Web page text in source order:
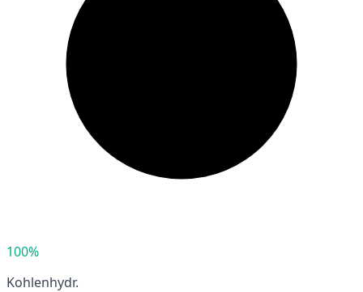
100%
Kohlenhydr.